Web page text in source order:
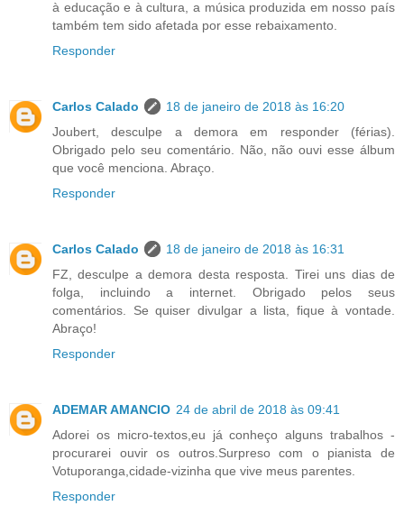
à educação e à cultura, a música produzida em nosso país
também tem sido afetada por esse rebaixamento.
Responder
Carlos Calado
18 de janeiro de 2018 às 16:20
Joubert, desculpe a demora em responder (férias).
Obrigado pelo seu comentário. Não, não ouvi esse álbum
que você menciona. Abraço.
Responder
Carlos Calado
18 de janeiro de 2018 às 16:31
FZ, desculpe a demora desta resposta. Tirei uns dias de
folga, incluindo a internet. Obrigado pelos seus
comentários. Se quiser divulgar a lista, fique à vontade.
Abraço!
Responder
ADEMAR AMANCIO 24 de abril de 2018 às 09:41
Adorei os micro-textos,eu já conheço alguns trabalhos -
procurarei ouvir os outros.Surpreso com o pianista de
Votuporanga,cidade-vizinha que vive meus parentes.
Responder